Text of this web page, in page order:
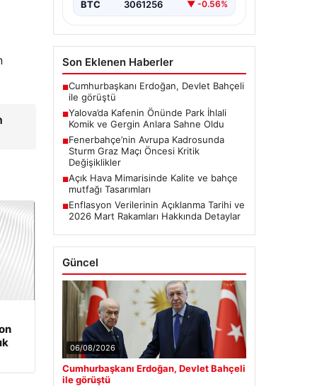
BTC 3061256 ▼ -0.56%
Son Eklenen Haberler
■Cumhurbaşkanı Erdoğan, Devlet Bahçeli
ile görüştü
■Yalova’da Kafenin Önünde Park İhlali
Komik ve Gergin Anlara Sahne Oldu
■Fenerbahçe’nin Avrupa Kadrosunda
Sturm Graz Maçı Öncesi Kritik
Değişiklikler
■Açık Hava Mimarisinde Kalite ve bahçe
mutfağı Tasarımları
■Enflasyon Verilerinin Açıklanma Tarihi ve
2026 Mart Rakamları Hakkında Detaylar
Güncel
06/08/2026
Cumhurbaşkanı Erdoğan, Devlet Bahçeli
ile görüştü